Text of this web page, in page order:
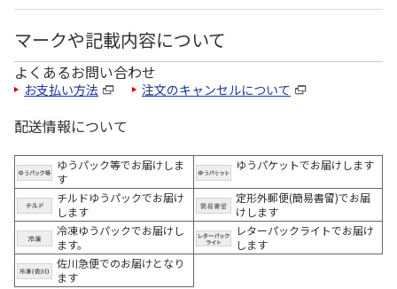
マークや記載内容について
よくあるお問い合わせ
お支払い方法 注文のキャンセルについて
配送情報について
ゆうパック等でお届けしま
す
ゆうパケットでお届けします
チルドゆうパックでお届け
します
定形外郵便(簡易書留)でお届
けします
冷凍ゆうパックでお届けし
ます。
レターパックライトでお届け
します
佐川急便でのお届けとなり
ます